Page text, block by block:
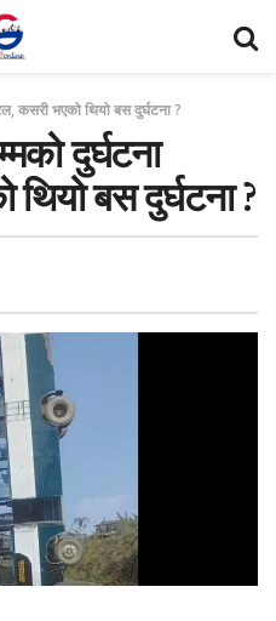
कसरी भएको थियो बस दुर्घटना ?
दुर्घटना
बस दुर्घटना ?